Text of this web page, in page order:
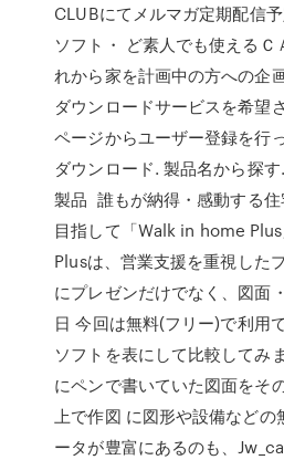
CLUBにてメルマガ定期配信
ソフト・ ど素人でも使えるＣ
れから家を計画中の方への企
ダウンロードサービスを希望
ページからユーザー登録を行
ダウンロード. 製品名から探
製品 誰もが納得・感動する
目指して「Walk in home
Plusは、営業支援を重視した
にプレゼンだけでなく、図面
日 今回は無料(フリー)で利用
ソフトを表にして比較してみ
にペンで書いていた図面をそ
上で作図 に図形や設備などの
ータが豊富にあるのも、